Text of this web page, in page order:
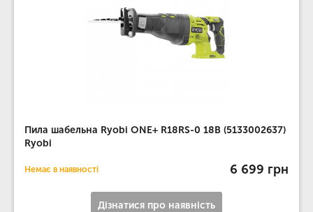
Пила шабельна Ryobi ONE+ R18RS-0 18В (5133002637)
Ryobi
Немає в наявності 6 699 грн
Дізнатися про наявність